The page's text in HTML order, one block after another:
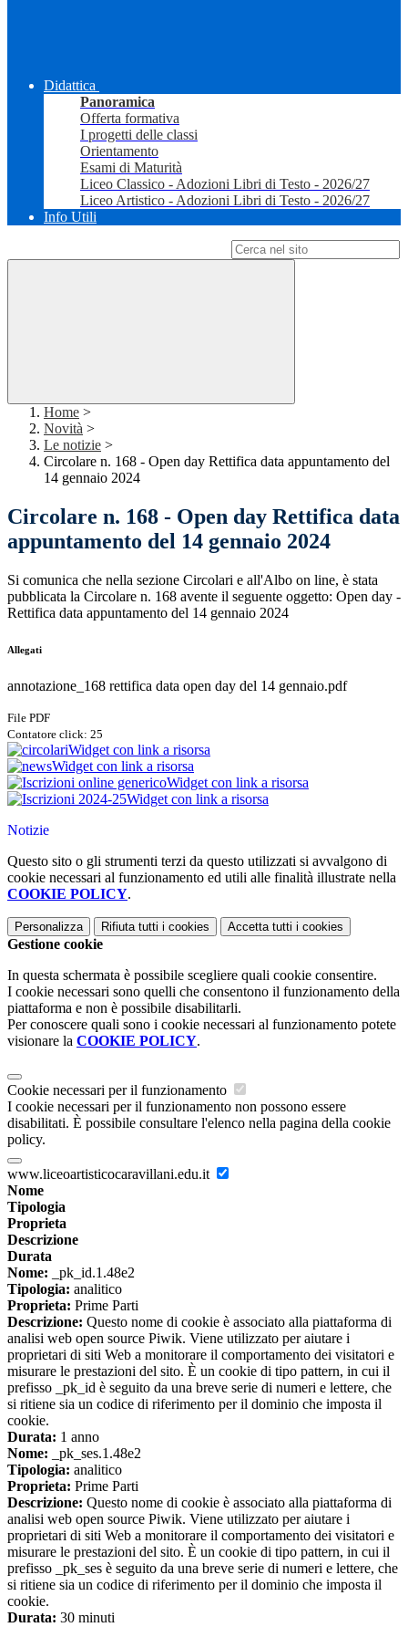
Didattica
Panoramica
Offerta formativa
I progetti delle classi
Orientamento
Esami di Maturità
Liceo Classico - Adozioni Libri di Testo - 2026/27
Liceo Artistico - Adozioni Libri di Testo - 2026/27
Info Utili
Home >
Novità >
Le notizie >
Circolare n. 168 - Open day Rettifica data appuntamento del
14 gennaio 2024
Circolare n. 168 - Open day Rettifica data
appuntamento del 14 gennaio 2024
Si comunica che nella sezione Circolari e all'Albo on line, è stata
pubblicata la Circolare n. 168 avente il seguente oggetto: Open day -
Rettifica data appuntamento del 14 gennaio 2024
Allegati
annotazione_168 rettifica data open day del 14 gennaio.pdf
File PDF
Contatore click: 25
Widget con link a risorsa
Widget con link a risorsa
Widget con link a risorsa
Widget con link a risorsa
Notizie
Questo sito o gli strumenti terzi da questo utilizzati si avvalgono di
cookie necessari al funzionamento ed utili alle finalità illustrate nella
COOKIE POLICY.
Personalizza Rifiuta tutti i cookies Accetta tutti i cookies
Gestione cookie
In questa schermata è possibile scegliere quali cookie consentire.
I cookie necessari sono quelli che consentono il funzionamento della
piattaforma e non è possibile disabilitarli.
Per conoscere quali sono i cookie necessari al funzionamento potete
visionare la COOKIE POLICY.
Cookie necessari per il funzionamento
I cookie necessari per il funzionamento non possono essere
disabilitati. È possibile consultare l'elenco nella pagina della cookie
policy.
www.liceoartisticocaravillani.edu.it
Nome
Tipologia
Proprieta
Descrizione
Durata
Nome: _pk_id.1.48e2
Tipologia: analitico
Proprieta: Prime Parti
Descrizione: Questo nome di cookie è associato alla piattaforma di
analisi web open source Piwik. Viene utilizzato per aiutare i
proprietari di siti Web a monitorare il comportamento dei visitatori e
misurare le prestazioni del sito. È un cookie di tipo pattern, in cui il
prefisso _pk_id è seguito da una breve serie di numeri e lettere, che
si ritiene sia un codice di riferimento per il dominio che imposta il
cookie.
Durata: 1 anno
Nome: _pk_ses.1.48e2
Tipologia: analitico
Proprieta: Prime Parti
Descrizione: Questo nome di cookie è associato alla piattaforma di
analisi web open source Piwik. Viene utilizzato per aiutare i
proprietari di siti Web a monitorare il comportamento dei visitatori e
misurare le prestazioni del sito. È un cookie di tipo pattern, in cui il
prefisso _pk_ses è seguito da una breve serie di numeri e lettere, che
si ritiene sia un codice di riferimento per il dominio che imposta il
cookie.
Durata: 30 minuti